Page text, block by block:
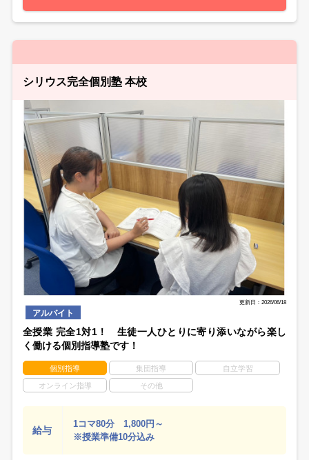
シリウス完全個別塾 本校
更新日：2026/06/18
アルバイト
全授業 完全1対1！ 生徒一人ひとりに寄り添いながら楽し
く働ける個別指導塾です！
個別指導 集団指導 自立学習
オンライン指導 その他
給与
1コマ80分 1,800円～
※授業準備10分込み